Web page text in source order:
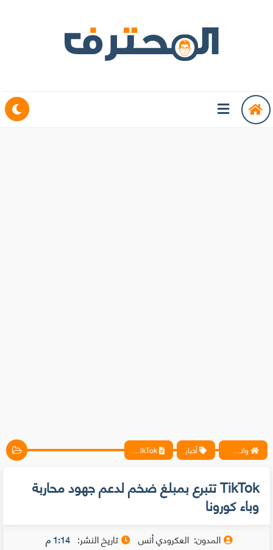
واتس آب ، فيسبوك ، أنترنت ، شروحات تقنية حصرية - المحترف أخبار TikTok تتبرع بمبلغ ضخم لدعم جهود محاربة وباء كورونا
TikTok تتبرع بمبلغ ضخم لدعم جهود محاربة
وباء كورونا
المدون: العكرودي أنس تاريخ النشر: 1:14 م